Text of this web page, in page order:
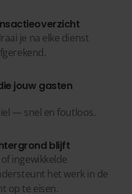
je na elke dienst
jouw gasten
— snel en foutloos.
blijft
ingewikkelde
het werk in de
op te eisen.